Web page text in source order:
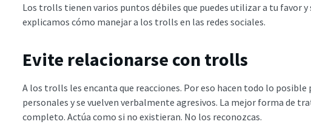
Los trolls tienen varios puntos débiles que puedes utilizar a tu favor
explicamos cómo manejar a los trolls en las redes sociales.
Evite relacionarse con trolls
A los trolls les encanta que reacciones. Por eso hacen todo lo
personales y se vuelven verbalmente agresivos. La mejor forma de
completo. Actúa como si no existieran. No los reconozcas.